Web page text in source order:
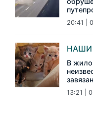
20:41 |
В
13:21 |